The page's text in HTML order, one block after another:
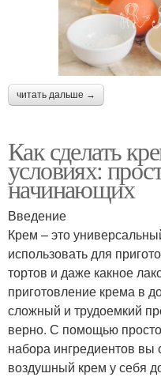
читать дальше →
Как сделать
условиях:
начинающих
Введение
Крем – это
использовать для
тортов и даже какное
приготовление крема в
сложный и трудоемкий
верно. С помощью
набора ингредиентов вы
воздушный крем у себя